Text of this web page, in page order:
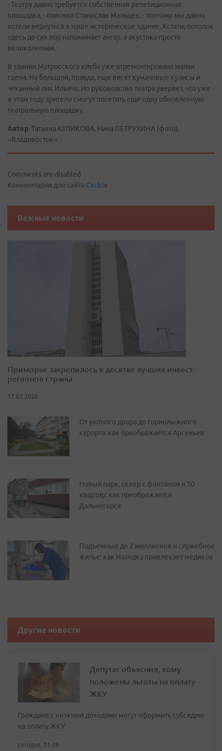
- Театру давно требуется собственная репетиционная
площадка, - пояснил Станислав Мальцев, - поэтому мы давно
хотели вернуться в наше историческое здание. Кстати, потолок
здесь до сих пор напоминает ангар, а акустика просто
великолепная.
В здании Матросского клуба уже отремонтирована малая
сцена. На большой, правда, еще висят кумачовые кулисы и
чеканный лик Ильича. Но руководство театра уверяет, что уже
в этом году зрители смогут посетить еще одну обновленную
театральную площадку.
Автор:Татьяна КУЛИКОВА, Нина ПЕТРУХИНА (фото),
«Владивосток»
Comments are disabled
Комментарии для сайта Cackle
Важные новости
Приморье закрепилось в десятке лучших инвест-
регионов страны
17.07.2026
От уютного двора до горнолыжного
курорта: как преображается Арсеньев
Новый парк, сквер с фонтаном и 50
квартир: как преображается
Дальнегорск
Подъемные до 2 миллионов и служебное
жилье: как Находка привлекает медиков
Другие новости
Депутат объяснил, кому
положены льготы на оплату
ЖКУ
Граждане с низкими доходами могут оформить субсидию
на оплату ЖКУ
сегодня, 01:28